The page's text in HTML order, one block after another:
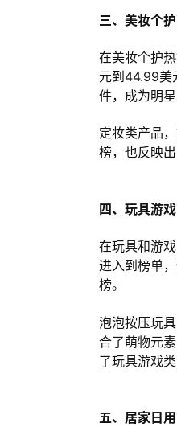
三、美妆个
在美妆个护
元到44.99美
件，成为明
定妆类产品
榜，也反映
四、玩具游
在玩具和游
进入到榜单
榜。
泡泡按压玩
合了萌物元
了玩具游戏
五、居家日